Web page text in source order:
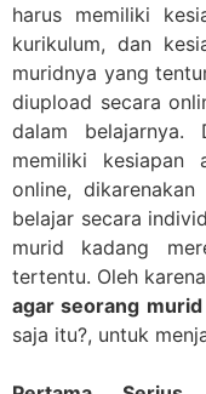
harus memiliki
kurikulum, dan
muridnya yang
diupload secara
dalam
memiliki kesiapan
online,
belajar secara
murid kadang
tertentu. Oleh
agar seorang
saja itu?, untuk